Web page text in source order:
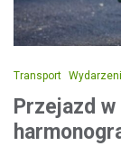
Transport
Przejazd